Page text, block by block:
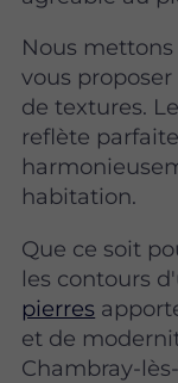
Nous
vous
de textures.
reflète
habitation.
Que ce soit
les contours
pierres
et de
Chambray-